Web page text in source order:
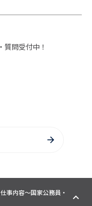
問受付中！
事内容～国家公務員・